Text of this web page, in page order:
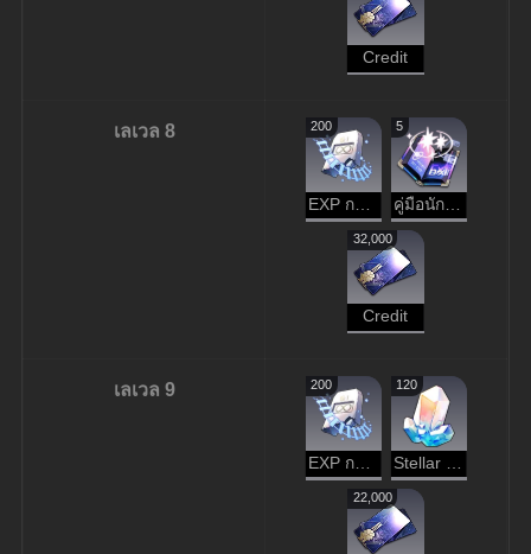
Credit
เลเวล 8 200
EXP การบุกเบิก
5
คู่มือนักเดินทาง
32,000
Credit
เลเวล 9 200
EXP การบุกเบิก
120
Stellar Jade
22,000